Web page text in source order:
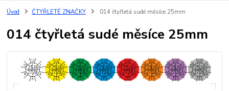
Úvod ČTYŘLETÉ ZNAČKY 014 čtyřletá sudé měsíce 25mm
014 čtyřletá sudé měsíce 25mm